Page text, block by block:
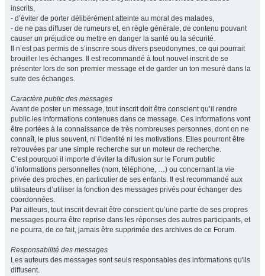
inscrits,
- d’éviter de porter délibérément atteinte au moral des malades,
- de ne pas diffuser de rumeurs et, en règle générale, de contenu pouvant
causer un préjudice ou mettre en danger la santé ou la sécurité.
Il n’est pas permis de s’inscrire sous divers pseudonymes, ce qui pourrait
brouiller les échanges. Il est recommandé à tout nouvel inscrit de se
présenter lors de son premier message et de garder un ton mesuré dans la
suite des échanges.
Caractère public des messages
Avant de poster un message, tout inscrit doit être conscient qu’il rendre
public les informations contenues dans ce message. Ces informations vont
être portées à la connaissance de très nombreuses personnes, dont on ne
connaît, le plus souvent, ni l’identité ni les motivations. Elles pourront être
retrouvées par une simple recherche sur un moteur de recherche.
C’est pourquoi il importe d’éviter la diffusion sur le Forum public
d’informations personnelles (nom, téléphone, …) ou concernant la vie
privée des proches, en particulier de ses enfants. Il est recommandé aux
utilisateurs d’utiliser la fonction des messages privés pour échanger des
coordonnées.
Par ailleurs, tout inscrit devrait être conscient qu’une partie de ses propres
messages pourra être reprise dans les réponses des autres participants, et
ne pourra, de ce fait, jamais être supprimée des archives de ce Forum.
Responsabilité des messages
Les auteurs des messages sont seuls responsables des informations qu'ils
diffusent.